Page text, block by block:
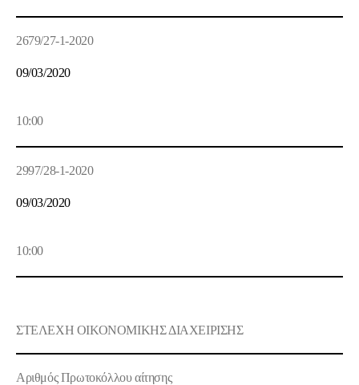
2679/27-1-2020
09/03/2020
10:00
2997/28-1-2020
09/03/2020
10:00
ΣΤΕΛΕΧΗ ΟΙΚΟΝΟΜΙΚΗΣ ΔΙΑΧΕΙΡΙΣΗΣ
Αριθμός Πρωτοκόλλου αίτησης